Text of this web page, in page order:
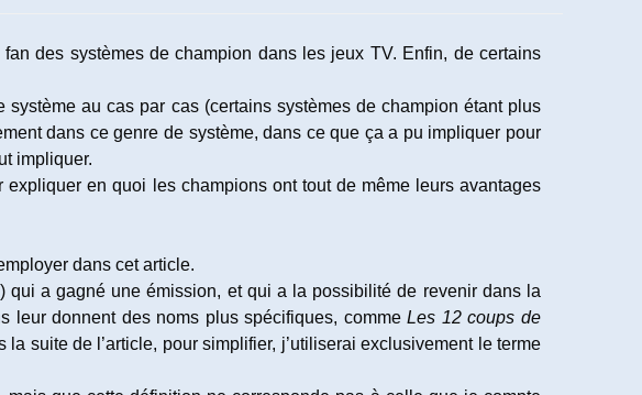
publication :
des systèmes de champion dans les jeux TV. Enfin, de certains
au cas par cas (certains systèmes de champion étant plus
dans ce genre de système, dans ce que ça a pu impliquer pour
impliquer.
en quoi les champions ont tout de même leurs avantages
dans cet article.
a gagné une émission, et qui a la possibilité de revenir dans la
leur donnent des noms plus spécifiques, commeLes 12 coups de
la suite de l’article, pour simplifier, j’utiliserai exclusivement le terme